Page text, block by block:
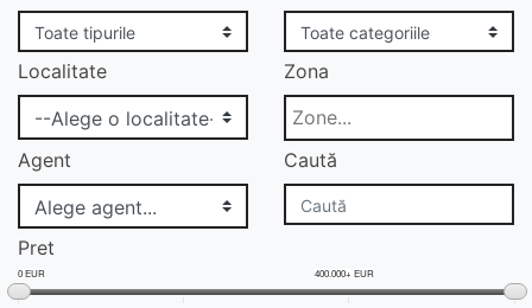
Localitate Zona
Agent Caută
Pret
0 EUR 400.000+ EUR